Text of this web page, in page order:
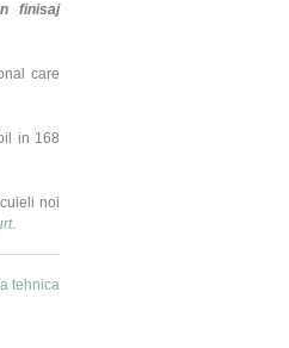
finisaj
care
in 168
noi
.
tehnica